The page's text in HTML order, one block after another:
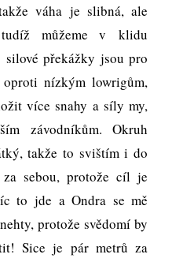
váha je slibná, ale
můžeme v klidu
překážky jsou pro
oproti nízkým lowrigům,
více snahy a síly my,
závodníkům. Okruh
takže to svištím i do
sebou, protože cíl je
to jde a Ondra se mě
protože svědomí by
Sice je pár metrů za